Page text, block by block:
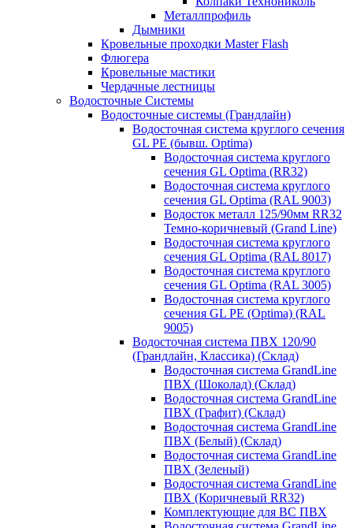
Металлпрофиль
Дымники
Кровельные проходки Master Flash
Флюгера
Кровельные мастики
Чердачные лестницы
Водосточные Системы
Водосточные системы (Грандлайн)
Водосточная система круглого сечения
GL PE (бывш. Optima)
Водосточная система круглого
сечения GL Optima (RR32)
Водосточная система круглого
сечения GL Optima (RAL 9003)
Водосток металл 125/90мм RR32
Темно-коричневый (Grand Line)
Водосточная система круглого
сечения GL Optima (RAL 8017)
Водосточная система круглого
сечения GL Optima (RAL 3005)
Водосточная система круглого
сечения GL PE (Optima) (RAL
9005)
Водосточная система ПВХ 120/90
(Грандлайн, Классика) (Склад)
Водосточная система GrandLine
ПВХ (Шоколад) (Склад)
Водосточная система GrandLine
ПВХ (Графит) (Склад)
Водосточная система GrandLine
ПВХ (Белый) (Склад)
Водосточная система GrandLine
ПВХ (Зеленый)
Водосточная система GrandLine
ПВХ (Коричневый RR32)
Комплектующие для ВС ПВХ